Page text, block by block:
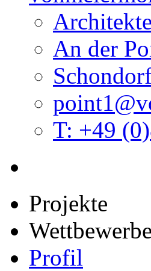
An der
T: +49
Projekte
Wettbewerbe
Profil